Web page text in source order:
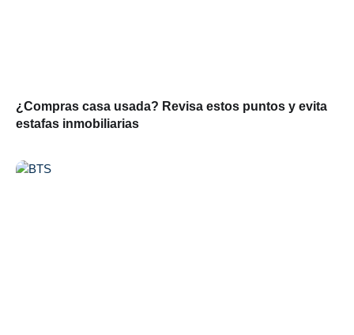
¿Compras casa usada? Revisa estos puntos y evita
estafas inmobiliarias